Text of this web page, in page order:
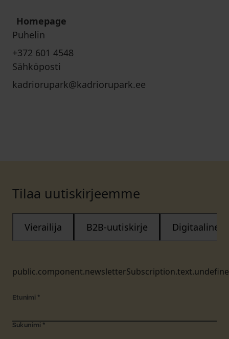
Homepage
Puhelin
+372 601 4548
Sähköposti
kadriorupark@kadriorupark.ee
Tilaa uutiskirjeemme
Vierailija B2B-uutiskirje Digitaalinen
Etunimi *
Sukunimi *